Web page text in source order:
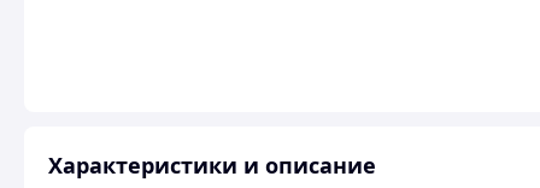
Характеристики и описание